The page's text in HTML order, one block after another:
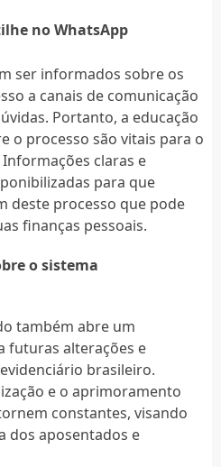
no WhatsApp
ser informados sobre os
a canais de comunicação
Portanto, a educação
o processo são vitais para o
claras e
para que
deste processo que pode
finanças pessoais.
o sistema
também abre um
futuras alterações e
brasileiro.
e o aprimoramento
constantes, visando
dos aposentados e